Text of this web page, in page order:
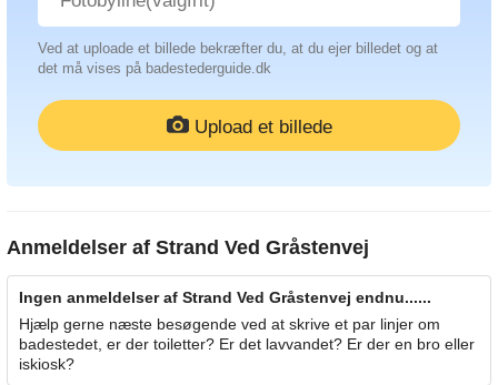
Ved at uploade et billede bekræfter du, at du ejer billedet og at
det må vises på badestederguide.dk
Upload et billede
Anmeldelser af Strand Ved Gråstenvej
Ingen anmeldelser af Strand Ved Gråstenvej endnu......
Hjælp gerne næste besøgende ved at skrive et par linjer om
badestedet, er der toiletter? Er det lavvandet? Er der en bro eller
iskiosk?